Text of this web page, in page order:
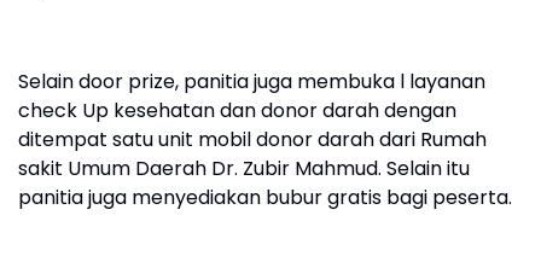
Selain door prize, panitia juga membuka l layanan
check Up kesehatan dan donor darah dengan
ditempat satu unit mobil donor darah dari Rumah
sakit Umum Daerah Dr. Zubir Mahmud. Selain itu
panitia juga menyediakan bubur gratis bagi peserta.